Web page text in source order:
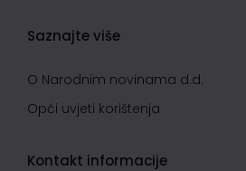
Saznajte više
O Narodnim novinama d.d.
Opći uvjeti korištenja
Kontakt informacije